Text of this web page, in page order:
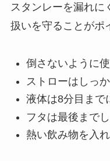
スタンレーを漏れに
扱いを守ることがポ
倒さないように
ストローはしっ
液体は8分目まで
フタは最後まで
熱い飲み物を入